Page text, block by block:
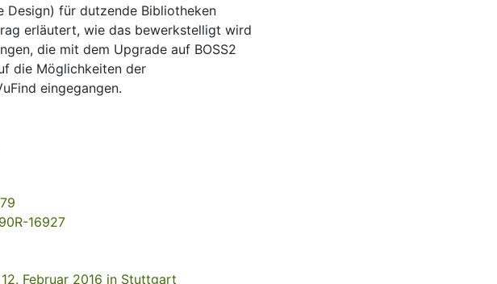
Design) für dutzende Bibliotheken
erläutert, wie das bewerkstelligt wird
die mit dem Upgrade auf BOSS2
die Möglichkeiten der
eingegangen.
16927
Februar 2016 in Stuttgart